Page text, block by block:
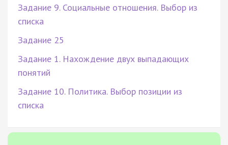
Задание 9. Социальные отношения. Выбор из
списка
Задание 25
Задание 1. Нахождение двух выпадающих
понятий
Задание 10. Политика. Выбор позиции из
списка